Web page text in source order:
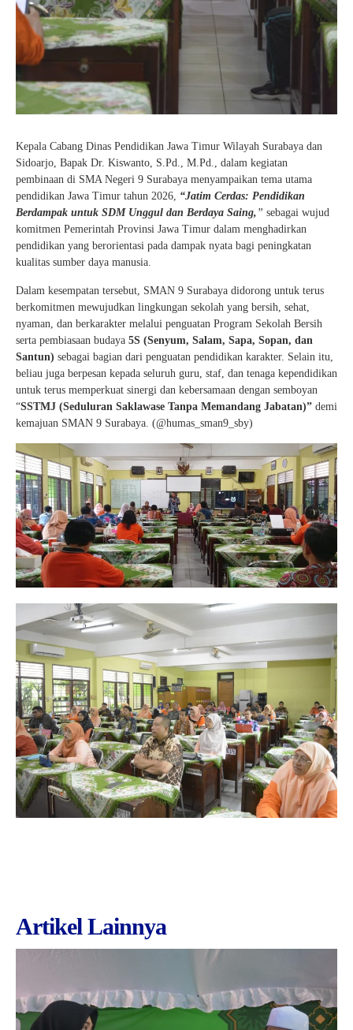
Kepala Cabang Dinas Pendidikan Jawa Timur Wilayah Surabaya dan
Sidoarjo, Bapak Dr. Kiswanto, S.Pd., M.Pd., dalam kegiatan
pembinaan di SMA Negeri 9 Surabaya menyampaikan tema utama
pendidikan Jawa Timur tahun 2026, “Jatim Cerdas: Pendidikan
Berdampak untuk SDM Unggul dan Berdaya Saing, ” sebagai wujud
komitmen Pemerintah Provinsi Jawa Timur dalam menghadirkan
pendidikan yang berorientasi pada dampak nyata bagi peningkatan
kualitas sumber daya manusia.
Dalam kesempatan tersebut, SMAN 9 Surabaya didorong untuk terus
berkomitmen mewujudkan lingkungan sekolah yang bersih, sehat,
nyaman, dan berkarakter melalui penguatan Program Sekolah Bersih
serta pembiasaan budaya 5S (Senyum, Salam, Sapa, Sopan, dan
Santun) sebagai bagian dari penguatan pendidikan karakter. Selain itu,
beliau juga berpesan kepada seluruh guru, staf, dan tenaga kependidikan
untuk terus memperkuat sinergi dan kebersamaan dengan semboyan
“SSTMJ (Seduluran Saklawase Tanpa Memandang Jabatan)” demi
kemajuan SMAN 9 Surabaya. (@humas_sman9_sby)
Artikel Lainnya